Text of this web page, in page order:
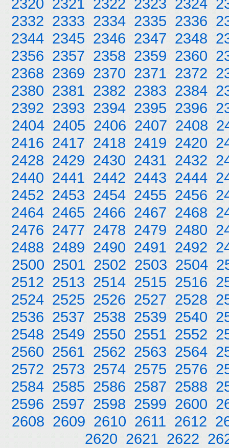
2320 2321 2322 2323 2324
2332 2333 2334 2335 2336
2344 2345 2346 2347 2348
2356 2357 2358 2359 2360
2368 2369 2370 2371 2372
2380 2381 2382 2383 2384
2392 2393 2394 2395 2396
2404 2405 2406 2407 2408
2416 2417 2418 2419 2420
2428 2429 2430 2431 2432
2440 2441 2442 2443 2444
2452 2453 2454 2455 2456
2464 2465 2466 2467 2468
2476 2477 2478 2479 2480
2488 2489 2490 2491 2492
2500 2501 2502 2503 2504
2512 2513 2514 2515 2516
2524 2525 2526 2527 2528
2536 2537 2538 2539 2540
2548 2549 2550 2551 2552
2560 2561 2562 2563 2564
2572 2573 2574 2575 2576
2584 2585 2586 2587 2588
2596 2597 2598 2599 2600
2608 2609 2610 2611 2612
2620 2621 2622